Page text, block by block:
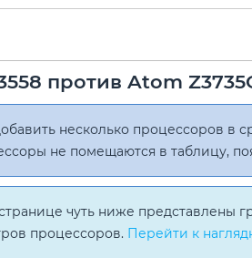
против Atom
несколько процессоров в
не помещаются в таблицу,
чуть ниже представлены
процессоров. Перейти к